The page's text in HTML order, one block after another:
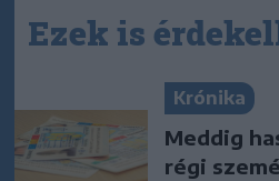
Ezek is
Krónika
Meddig
régi